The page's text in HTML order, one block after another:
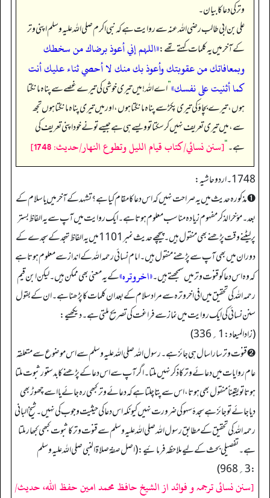
وتر کی دعا کا بیان۔
علی بن ابی طالب رضی اللہ عنہ سے روایت ہے کہ نبی اکرم صلی اللہ علیہ وسلم اپنی وتر
کے آخر میں یہ کلمات کہتے تھے:«اللہم إني أعوذ برضاك من سخطك
وبمعافاتك من عقوبتك وأعوذ بك منك لا أحصي ثناء عليك أنت
كما أثنيت على نفسك»”اے اللہ! میں تیری خوشی کی تیرے غصے سے پناہ مانگتا
ہوں، تیرے بچاؤ کی تیری پکڑ سے پناہ مانگتا ہوں، اور میں تیری پناہ مانگتا ہوں تجھ
سے، میں تیری تعریف نہیں کر سکتا تو ویسے ہی ہے جیسے تو نے خود اپنی تعریف کی
ہے۔‏‏‏‏“[سنن نسائي/كتاب قيام الليل وتطوع النهار/حدیث: 1748]
1748۔ اردو حاشیہ:
➊ مذکورہ حدیث میں یہ صراحت نہیں کہ اس دعا کا مقام کیا ہے؟ تشہد کے آخر میں یا سلام کے
بعد۔ مؤخر الذکر مفہوم زیادہ مناسب معلوم ہوتا ہے۔ ایک روایت میں آپ سے یہ الفاظ بستر
پر لیٹنے وقت پڑھنے بھی منقول ہیں۔ پیچھے حدیث نمبر 1101 میں یہ الفاظ تہجد کے سجدے کے
دوران میں بھی آپ سے پڑھنے منقول ہیں۔ امام نسائی رحمہ اللہ کے انداز سے معلوم ہوتا ہے
کہ وہ اس دعا کو قنوت وتر میں سمجھتے ہیں۔«اخروترہ»کے یہ معنی بھی ممکن ہیں۔ لیکن ابن قیم
رحمہ اللہ کی تحقیق میں افی اخر وترہ سے مراد سلام کے بعد ان کلمات کا پڑھنا ہے۔ ان کے بقول
سنن نسائی کی ایک روایت میں نماز سے فراغت کی تصریح ملتی ہے۔ دیکھیے:
(زادالمیعاد: 1؍336)
➋ قنوت وتر سارا سال ہی جائز ہے۔ رسول اللہ صلی اللہ علیہ وسلم سے اس موضوع سے متعلقہ
عام روایات میں دعائے وتر کا ذکر نہیں ملتا۔ اگر آپ سے اس دعا کے پڑھنے کا بدستور ثبوت ملتا
ہوتا تو یقیناًً منقول بھی ہوتا، اس سے پتا چلتا ہے کہ دعائے وتر کبھی رہ جائے یا اسے چھوڑ بھی
دیا جائے تو جائز ہے سجدۂ سہو کی ضرورت نہیں کیونکہ اس دعا کی حیثیت وجوب کی نہیں۔ شیخ البانی
رحمہ اللہ کی تحقیق کے مطابق رسول اللہ صلی اللہ علیہ وسلم سے قنوت وتر کا ثبوت کبھی کبھار ملتا
ہے۔ تفصیلی بحث کے لیے ملاحظہ فرمائیے: (اصل صفۃ صلاۃ النبی صلی اللہ علیہ وسلم
: 3؍968)
[سنن نسائی ترجمہ و فوائد از الشیخ حافظ محمد امین حفظ اللہ، حدیث/